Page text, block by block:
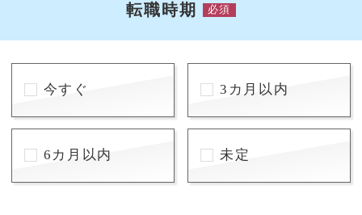
転職時期 必須
今すぐ 3カ月以内
6カ月以内 未定